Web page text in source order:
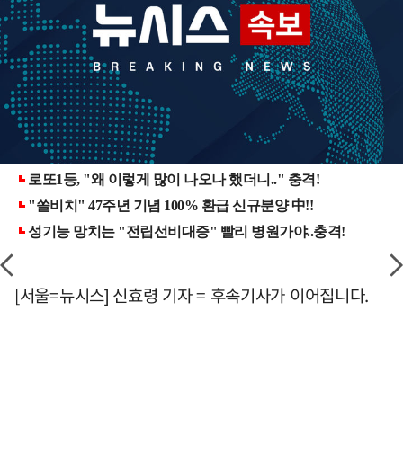
[서울=뉴시스] 신효령 기자 = 후속기사가 이어집니다.